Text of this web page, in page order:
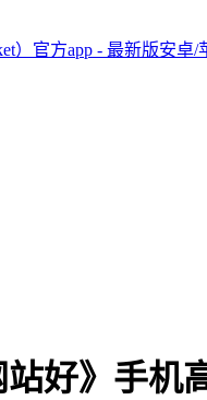
）官方app - 最新版安卓/
站好》手